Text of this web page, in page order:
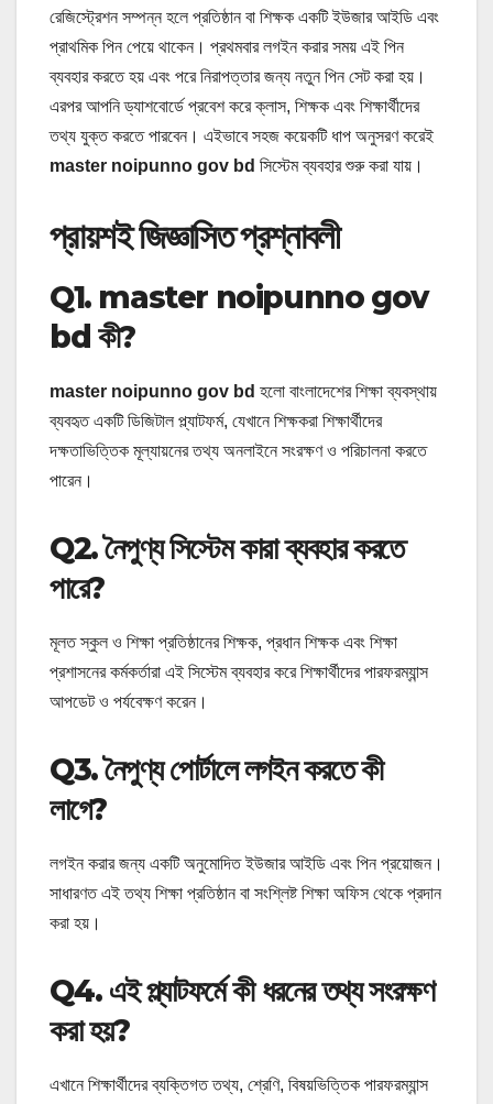
রেজিস্ট্রেশন সম্পন্ন হলে প্রতিষ্ঠান বা শিক্ষক একটি ইউজার আইডি এবং
প্রাথমিক পিন পেয়ে থাকেন। প্রথমবার লগইন করার সময় এই পিন
ব্যবহার করতে হয় এবং পরে নিরাপত্তার জন্য নতুন পিন সেট করা হয়।
এরপর আপনি ড্যাশবোর্ডে প্রবেশ করে ক্লাস, শিক্ষক এবং শিক্ষার্থীদের
তথ্য যুক্ত করতে পারবেন। এইভাবে সহজ কয়েকটি ধাপ অনুসরণ করেই
master noipunno gov bd সিস্টেম ব্যবহার শুরু করা যায়।
প্রায়শই জিজ্ঞাসিত প্রশ্নাবলী
Q1. master noipunno gov
bd কী?
master noipunno gov bd হলো বাংলাদেশের শিক্ষা ব্যবস্থায়
ব্যবহৃত একটি ডিজিটাল প্ল্যাটফর্ম, যেখানে শিক্ষকরা শিক্ষার্থীদের
দক্ষতাভিত্তিক মূল্যায়নের তথ্য অনলাইনে সংরক্ষণ ও পরিচালনা করতে
পারেন।
Q2. নৈপুণ্য সিস্টেম কারা ব্যবহার করতে
পারে?
মূলত স্কুল ও শিক্ষা প্রতিষ্ঠানের শিক্ষক, প্রধান শিক্ষক এবং শিক্ষা
প্রশাসনের কর্মকর্তারা এই সিস্টেম ব্যবহার করে শিক্ষার্থীদের পারফরম্যান্স
আপডেট ও পর্যবেক্ষণ করেন।
Q3. নৈপুণ্য পোর্টালে লগইন করতে কী
লাগে?
লগইন করার জন্য একটি অনুমোদিত ইউজার আইডি এবং পিন প্রয়োজন।
সাধারণত এই তথ্য শিক্ষা প্রতিষ্ঠান বা সংশ্লিষ্ট শিক্ষা অফিস থেকে প্রদান
করা হয়।
Q4. এই প্ল্যাটফর্মে কী ধরনের তথ্য সংরক্ষণ
করা হয়?
এখানে শিক্ষার্থীদের ব্যক্তিগত তথ্য, শ্রেণি, বিষয়ভিত্তিক পারফরম্যান্স